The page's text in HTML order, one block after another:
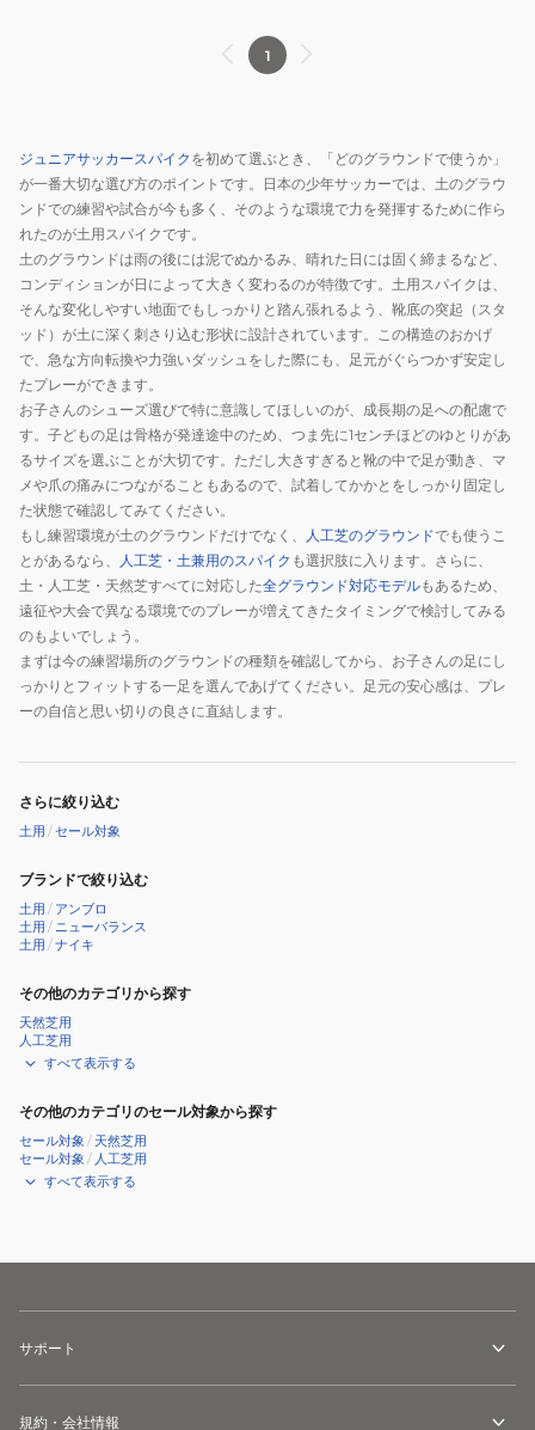
リ
ア
ェ
イ
パ
17
ア
カ
デ
ー
HG
IO1194-
ラ
ウ
ン
ド
用
テ
ィ
エ
ン
ポ
マ
エ
ス
ト
ロ
ア
デ
ミ
ー
IB5036-
100
ハ
ー
ラ
ウ
ン
ド
用
フ
ァ
ン
ム
6
LOW
カ
デ
ミ
ー
HQ2046-
600
1
ジュニアサッカースパイク を初めて選ぶとき、「どのグラウンドで使うか」
が一番大切な選び方のポイントです。日本の少年サッカーでは、土のグラウ
ンドでの練習や試合が今も多く、そのような環境で力を発揮するために作ら
れたのが土用スパイクです。
土のグラウンドは雨の後には泥でぬかるみ、晴れた日には固く締まるなど、
コンディションが日によって大きく変わるのが特徴です。土用スパイクは、
そんな変化しやすい地面でもしっかりと踏ん張れるよう、靴底の突起（スタ
ッド）が土に深く刺さり込む形状に設計されています。この構造のおかげ
で、急な方向転換や力強いダッシュをした際にも、足元がぐらつかず安定し
たプレーができます。
お子さんのシューズ選びで特に意識してほしいのが、成長期の足への配慮で
す。子どもの足は骨格が発達途中のため、つま先に1センチほどのゆとりがあ
るサイズを選ぶことが大切です。ただし大きすぎると靴の中で足が動き、マ
メや爪の痛みにつながることもあるので、試着してかかとをしっかり固定し
た状態で確認してみてください。
もし練習環境が土のグラウンドだけでなく、
人工芝のグラウンドでも使うこ
とがあるなら、
人工芝・土兼用のスパイク も選択肢に入ります。さらに、
土・人工芝・天然芝すべてに対応した全グラウンド対応モデルもあるため、
遠征や大会で異なる環境でのプレーが増えてきたタイミングで検討してみる
のもよいでしょう。
まずは今の練習場所のグラウンドの種類を確認してから、お子さんの足にし
っかりとフィットする一足を選んであげてください。足元の安心感は、プレ
ーの自信と思い切りの良さに直結します。
さらに絞り込む
土用 /セール対象
ブランドで絞り込む
土用 / アンブロ
土用 / ニューバランス
土用 /ナイキ
その他のカテゴリから探す
天然芝用
人工芝用
すべて表示する
その他のカテゴリのセール対象から探す
セール対象 / 天然芝用
セール対象 / 人工芝用
すべて表示する
サポート
規約・会社情報